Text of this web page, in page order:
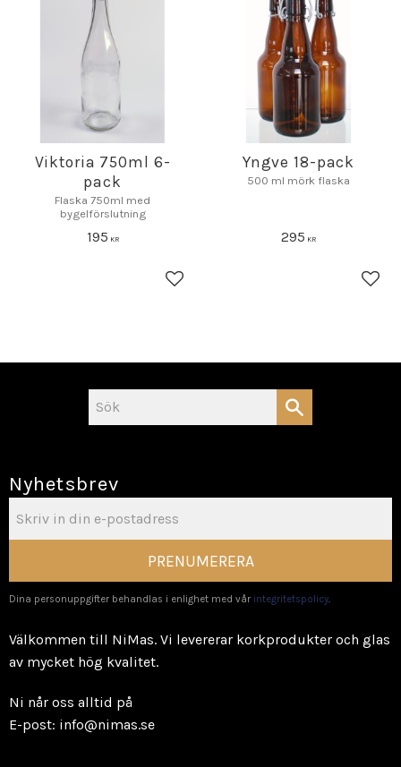
Viktoria 750ml 6-
pack
Flaska 750ml med
bygelförslutning
195 KR
Lägg till i favoriter
Yngve 18-pack
500 ml mörk flaska
295 KR
Nyhetsbrev
PRENUMERERA
Dina personuppgifter behandlas i enlighet med vår integritetspolicy
Välkommen till NiMas. Vi levererar korkprodukter och glas
av mycket hög kvalitet.
Ni når oss alltid på
E-post: info@nimas.se